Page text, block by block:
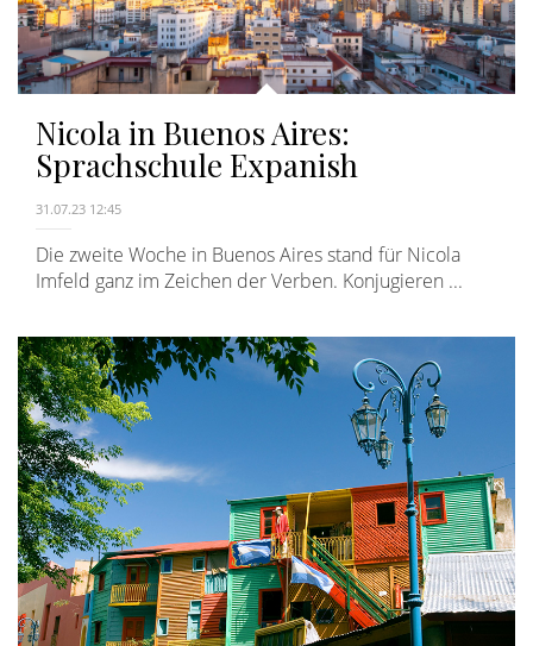
Nicola in Buenos Aires:
Sprachschule Expanish
31.07.23 12:45
Die zweite Woche in Buenos Aires stand für Nicola
Imfeld ganz im Zeichen der Verben. Konjugieren ...